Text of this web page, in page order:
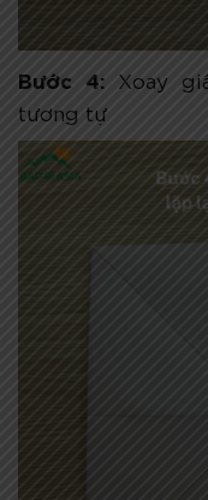
Bước 4: Xoay
tương tự